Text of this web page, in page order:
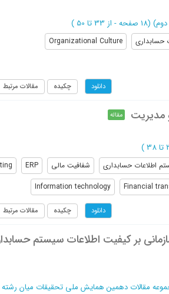
(‎18 صفحه - از 33 تا 50 )
حسابداری
Organizational Culture
دانلود چکیده مقالات مرتبط
مقاله
)
اطلاعات حسابداری شفافیت مالی ERP
Financial
Information technology
دانلود چکیده مقالات مرتبط
بر کیفیت اطلاعات سیستم
مقالات دهمین همایش ملی تحقیقات میان رشته